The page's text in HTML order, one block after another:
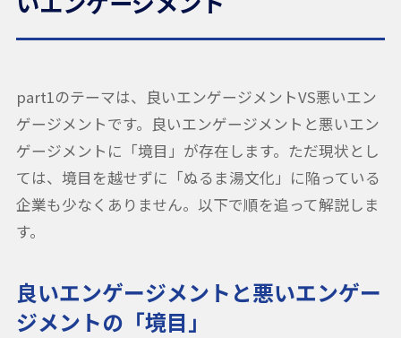
part1のテーマは、良いエンゲージメントVS悪いエン
ゲージメントです。良いエンゲージメントと悪いエン
ゲージメントに「境目」が存在します。ただ現状とし
ては、境目を越せずに「ぬるま湯文化」に陥っている
企業も少なくありません。以下で順を追って解説しま
す。
良いエンゲージメントと悪いエンゲー
ジメントの「境目」